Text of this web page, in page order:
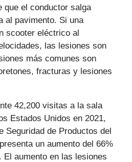
que el conductor salga
al pavimento. Si una
scooter eléctrico al
las lesiones son
más comunes son
fracturas y lesiones
42,200 visitas a la sala
Estados Unidos en 2021,
Seguridad de Productos del
un aumento del 66%
El aumento en las lesiones